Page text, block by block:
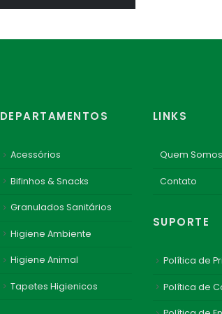
DEPARTAMENTOS
Acessórios
Bifinhos & Snacks
Granulados Sanitários
Higiene Ambiente
Higiene Animal
Tapetes Higienicos
LINKS
Quem Somos
Contato
SUPORTE
Política de
Política de